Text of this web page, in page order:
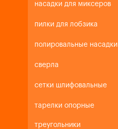
насадки для миксеров
пилки для лобзика
полировальные насадки
сверла
сетки шлифовальные
тарелки опорные
треугольники